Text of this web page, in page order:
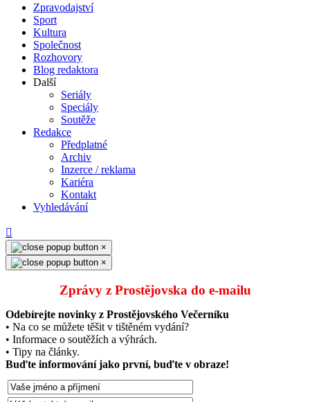
Zpravodajství
Sport
Kultura
Společnost
Rozhovory
Blog redaktora
Další
Seriály
Speciály
Soutěže
Redakce
Předplatné
Archiv
Inzerce / reklama
Kariéra
Kontakt
Vyhledávání
×
×
Zprávy z Prostějovska do e‑mailu
Odebírejte novinky z Prostějovského Večerníku
• Na co se můžete těšit v tištěném vydání?
• Informace o soutěžích a výhrách.
• Tipy na články.
Buďte informování jako první, buďte v obraze!